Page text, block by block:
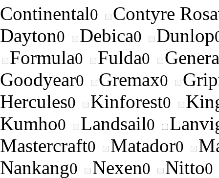
Continental0
Contyre
Dayton0 Debica0 Dunlop
Formula0 Fulda0
Goodyear0 Gremax0
Hercules0 Kinforest0
Kumho0 Landsail0
Mastercraft0 Matador0
Nankang0 Nexen0 Nitto0